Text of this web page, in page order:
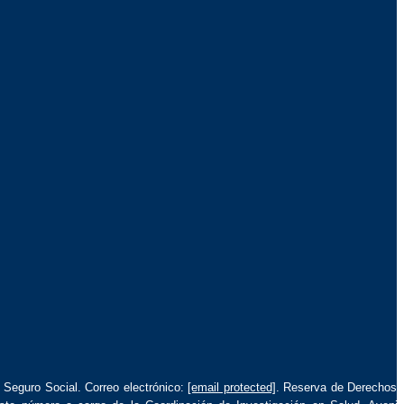
Social. Correo electrónico: [email protected] . Reserva de Derechos